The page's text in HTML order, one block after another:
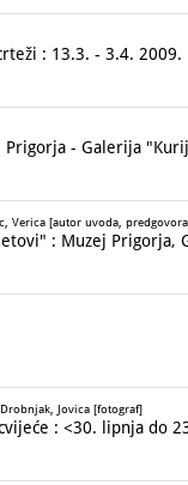
: 13.3. - 3.4. 2009.
Prigorja - Galerija
Verica [autor uvoda,
: Muzej
Jovica [fotograf]
: <30. lipnja do